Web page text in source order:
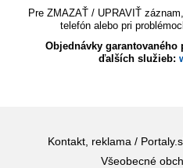
Pre ZMAZAŤ / UPRAVIŤ
telefón alebo pri
Objednávky
ďalších služieb:
Kontakt, reklama /
Všeobecné